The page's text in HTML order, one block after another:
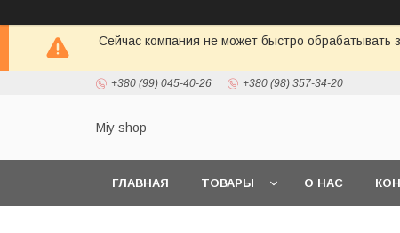
Сейчас компания не может быстро обрабатывать
+380 (99) 045-40-26 +380 (98) 357-34-20
Miy shop
ГЛАВНАЯ ТОВАРЫ О НАС